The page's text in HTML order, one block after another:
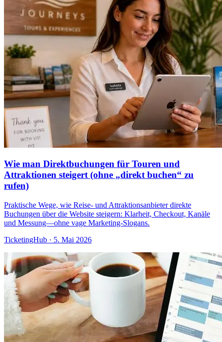
Wie man Direktbuchungen für Touren und
Attraktionen steigert (ohne „direkt buchen“ zu
rufen)
Praktische Wege, wie Reise- und Attraktionsanbieter direkte
Buchungen über die Website steigern: Klarheit, Checkout, Kanäle
und Messung—ohne vage Marketing-Slogans.
TicketingHub · 5. Mai 2026